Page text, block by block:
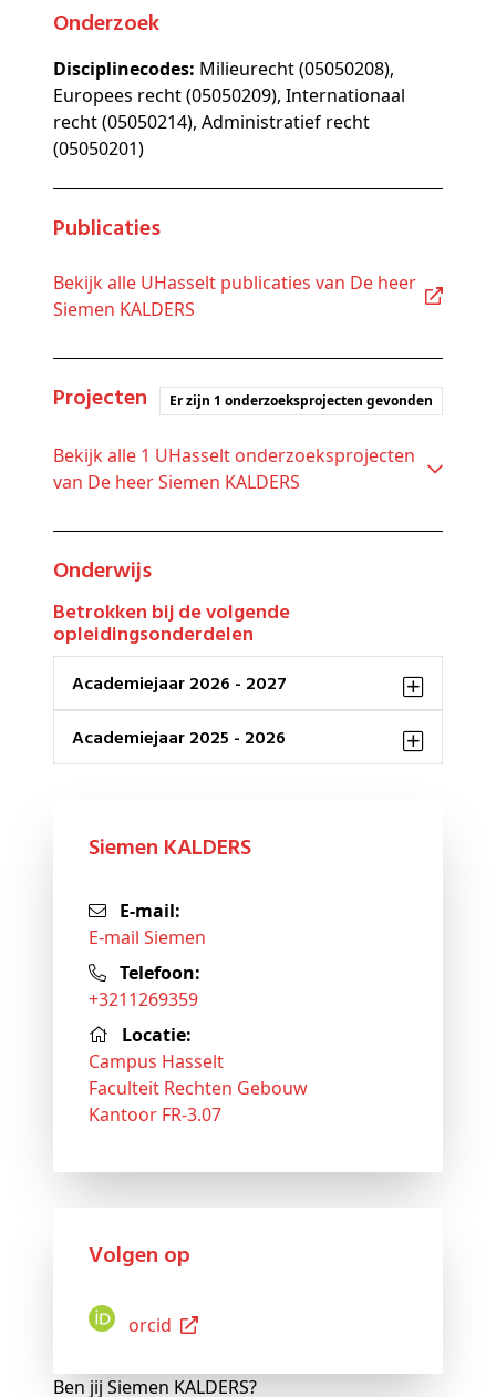
Onderzoek
Disciplinecodes: Milieurecht (05050208),
Europees recht (05050209), Internationaal
recht (05050214), Administratief recht
(05050201)
Publicaties
Bekijk alle UHasselt publicaties van De heer
Siemen KALDERS
Projecten Er zijn 1 onderzoeksprojecten gevonden
Bekijk alle 1 UHasselt onderzoeksprojecten
van De heer Siemen KALDERS
Onderwijs
Betrokken bij de volgende
opleidingsonderdelen
Academiejaar 2026 - 2027
Academiejaar 2025 - 2026
Siemen KALDERS
E-mail:
E-mail Siemen
Telefoon:
+3211269359
Locatie:
Campus Hasselt
Faculteit Rechten Gebouw
Kantoor FR-3.07
Volgen op
Orcid
Ben jij Siemen KALDERS?